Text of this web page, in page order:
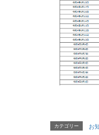
カテゴリー お